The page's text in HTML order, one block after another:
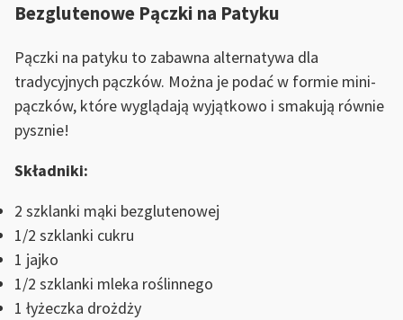
Bezglutenowe Pączki na Patyku
Pączki na patyku to zabawna alternatywa dla
tradycyjnych pączków. Można je podać w formie mini-
pączków, które wyglądają wyjątkowo i smakują równie
pysznie!
Składniki:
2 szklanki mąki bezglutenowej
1/2 szklanki cukru
1 jajko
1/2 szklanki mleka roślinnego
1 łyżeczka drożdży